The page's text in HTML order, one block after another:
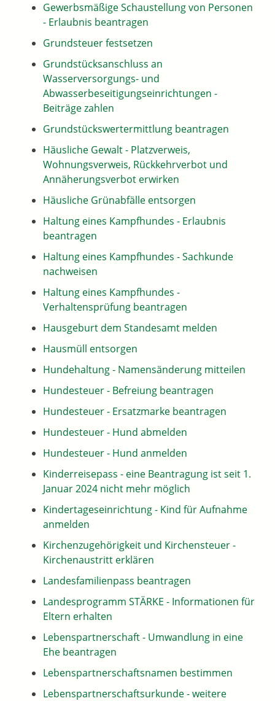
Gewerbsmäßige Schaustellung von Personen
- Erlaubnis beantragen
Grundsteuer festsetzen
Grundstücksanschluss an
Wasserversorgungs- und
Abwasserbeseitigungseinrichtungen -
Beiträge zahlen
Grundstückswertermittlung beantragen
Häusliche Gewalt - Platzverweis,
Wohnungsverweis, Rückkehrverbot und
Annäherungsverbot erwirken
Häusliche Grünabfälle entsorgen
Haltung eines Kampfhundes - Erlaubnis
beantragen
Haltung eines Kampfhundes - Sachkunde
nachweisen
Haltung eines Kampfhundes -
Verhaltensprüfung beantragen
Hausgeburt dem Standesamt melden
Hausmüll entsorgen
Hundehaltung - Namensänderung mitteilen
Hundesteuer - Befreiung beantragen
Hundesteuer - Ersatzmarke beantragen
Hundesteuer - Hund abmelden
Hundesteuer - Hund anmelden
Kinderreisepass - eine Beantragung ist seit 1.
Januar 2024 nicht mehr möglich
Kindertageseinrichtung - Kind für Aufnahme
anmelden
Kirchenzugehörigkeit und Kirchensteuer -
Kirchenaustritt erklären
Landesfamilienpass beantragen
Landesprogramm STÄRKE - Informationen für
Eltern erhalten
Lebenspartnerschaft - Umwandlung in eine
Ehe beantragen
Lebenspartnerschaftsnamen bestimmen
Lebenspartnerschaftsurkunde - weitere